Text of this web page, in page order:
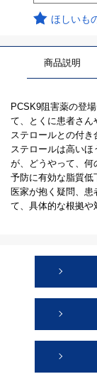
ほしいも
商品説明
PCSK9阻害薬の登
て、とくに患者さん
ステロールとの付き
ステロールは高いほ
が、どうやって、何
予防に有効な脂質
医家が抱く疑問、
て、具体的な根拠や